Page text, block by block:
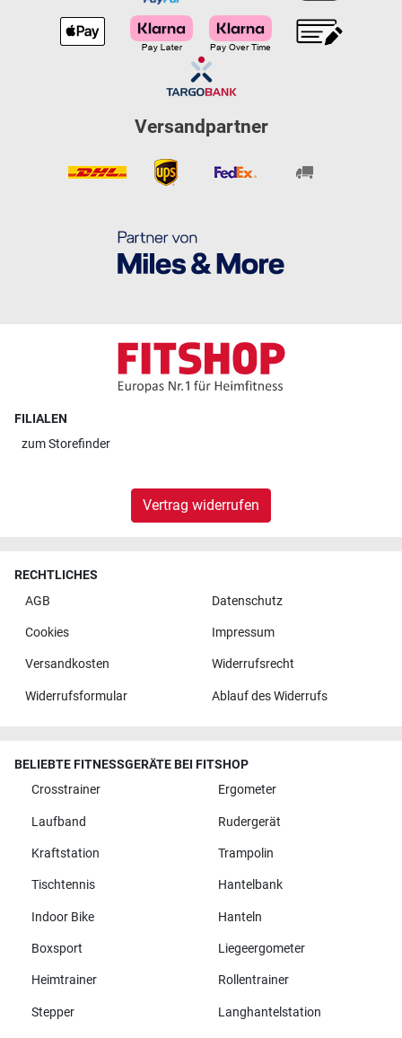
Versandpartner
FILIALEN
zumStorefinder
Vertrag widerrufen
RECHTLICHES
AGB
Datenschutz
Cookies Impressum
Versandkosten Widerrufsrecht
Widerrufsformular Ablauf des Widerrufs
BELIEBTE FITNESSGERÄTE BEI FITSHOP
Crosstrainer
Ergometer
Laufband Rudergerät
Kraftstation Trampolin
Tischtennis Hantelbank
Indoor Bike Hanteln
Boxsport Liegeergometer
Heimtrainer Rollentrainer
Stepper Langhantelstation